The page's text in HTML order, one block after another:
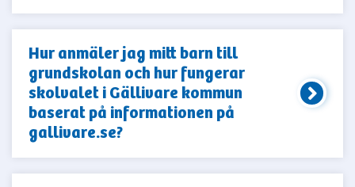
Hur anmäler jag mitt barn till
grundskolan och hur fungerar
skolvalet i Gällivare kommun
baserat på informationen på
gallivare.se?